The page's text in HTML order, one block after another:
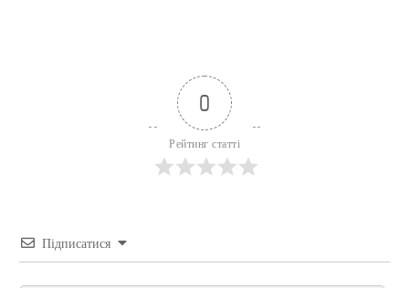
0
Рейтинг статті
Підписатися